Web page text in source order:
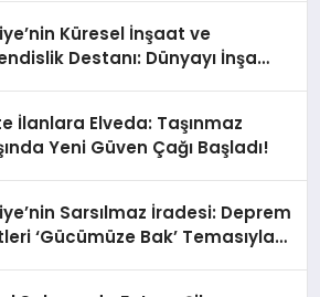
Küresel İnşaat ve
Destanı: Dünyayı İnşa
İlanlara Elveda: Taşınmaz
Yeni Güven Çağı Başladı!
Sarsılmaz İradesi: Deprem
‘Gücümüze Bak’ Temasıyla